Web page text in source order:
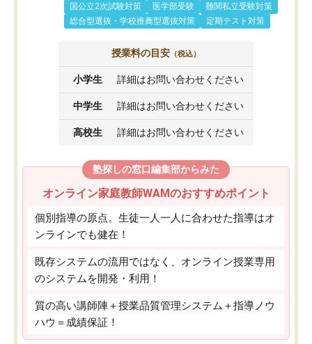
国公立2次試験対策
医学部受験
難関私立受験対策
総合型選抜・学校推薦型選抜対策
定期テスト対策
授業料の目安 （税込）
小学生 詳細はお問い合わせください
中学生 詳細はお問い合わせください
高校生 詳細はお問い合わせください
塾探しの窓口編集部からみた
オンライン家庭教師WAMのおすすめポイント
個別指導の原点。生徒一人一人に合わせた指導はオ
ンラインでも健在！
既存システムの流用ではなく、オンライン授業専用
のシステムを開発・利用！
質の高い講師陣＋授業品質管理システム＋指導ノウ
ハウ＝成績保証！